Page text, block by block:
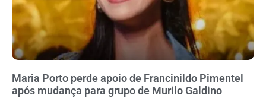
Maria Porto perde apoio de Francinildo Pimentel
após mudança para grupo de Murilo Galdino